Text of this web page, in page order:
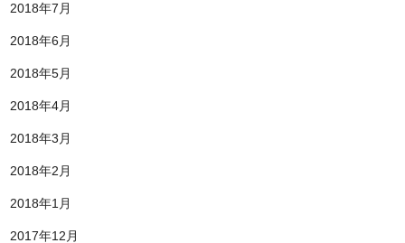
2018年7月
2018年6月
2018年5月
2018年4月
2018年3月
2018年2月
2018年1月
2017年12月